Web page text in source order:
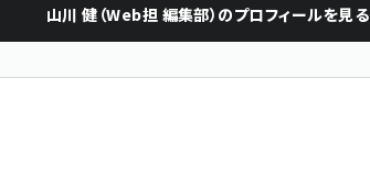
山川 健（Web担 編集部） のプロフィールを見る